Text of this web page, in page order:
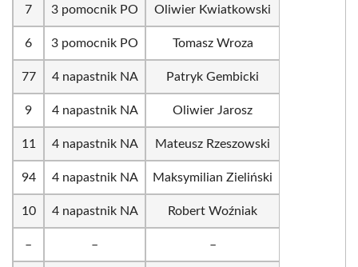
7 3 pomocnik PO Oliwier Kwiatkowski
6 3 pomocnik PO Tomasz Wroza
77 4 napastnik NA Patryk Gembicki
9 4 napastnik NA Oliwier Jarosz
11 4 napastnik NA Mateusz Rzeszowski
94 4 napastnik NA Maksymilian Zieliński
10 4 napastnik NA Robert Woźniak
– – –